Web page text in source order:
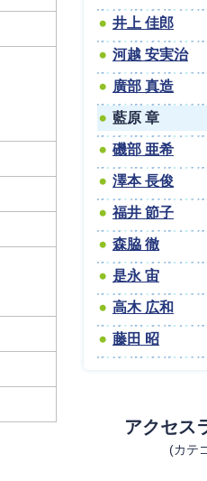
井上 佳郎
河越 安実治
廣部 真造
藍原 章
磯部 亜希
澤本 長俊
福井 節子
森脇 徹
是永 宙
高木 広和
藤田 昭
アクセス
(カテ